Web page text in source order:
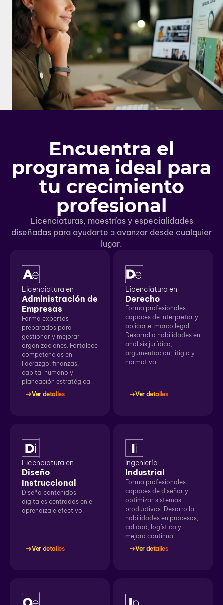
Encuentra el
programa ideal para
tu crecimiento
profesional
Licenciaturas, maestrías y especialidades
diseñadas para ayudarte a avanzar desde cualquier
lugar.
Licenciatura en
Administración de
Empresas
Forma expertos
preparados para
gestionar y mejorar
organizaciones. Fortalece
competencias en
liderazgo, finanzas,
capital humano y
planeación estratégica.
Ver detalles
Licenciatura en
Derecho
Forma profesionales
capaces de interpretar y
aplicar el marco legal.
Desarrolla habilidades en
análisis jurídico,
argumentación, litigio y
normativa.
Ver detalles
Licenciatura en
Diseño
Instruccional
Diseña contenidos
digitales centrados en el
aprendizaje efectivo.
Ver detalles
Ingeniería
Industrial
Forma profesionales
capaces de diseñar y
optimizar sistemas
productivos. Desarrolla
habilidades en procesos,
calidad, logística y
mejora continua.
Ver detalles